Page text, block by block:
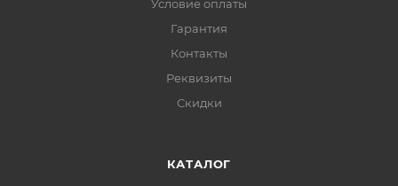
Условие оплаты
Гарантия
Контакты
Реквизиты
Скидки
КАТАЛОГ